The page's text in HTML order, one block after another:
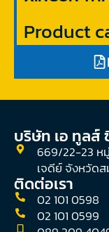
Product
บริษัท เอ ทูลส์
669/22-23 ห
เจดีย์ จังหวัด
ติดต่อเรา
02 101 0598
02 101 0599